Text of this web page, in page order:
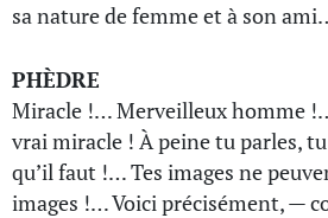
sa nature de femme et à son
PHÈDRE
Miracle !… Merveilleux homme
vrai miracle ! À peine tu parles,
qu’il faut !… Tes images ne
images !… Voici précisément, —